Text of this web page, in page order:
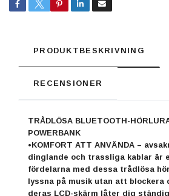
PRODUKTBESKRIVNING
RECENSIONER
TRÅDLÖSA BLUETOOTH-
POWERBANK
•KOMFORT ATT ANVÄNDA –
dinglande och trassliga kablar är
fördelarna med dessa trådlösa
lyssna på musik utan att blockera
deras LCD-skärm låter dig